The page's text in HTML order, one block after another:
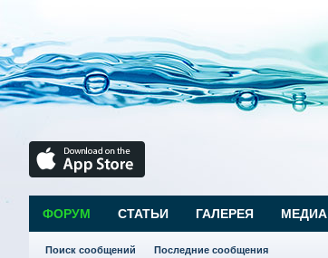
ФОРУМ
Поиск сообщений Последние сообщения
СТАТЬИ ГАЛЕРЕЯ МЕДИА